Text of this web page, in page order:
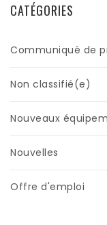
CATÉGORIES
Communiqué de
Non classifié(e)
Nouveaux
Nouvelles
Offre d'emploi